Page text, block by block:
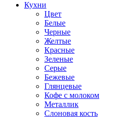
Кухни
Цвет
Белые
Черные
Желтые
Красные
Зеленые
Серые
Бежевые
Глянцевые
Кофе с молоком
Металлик
Слоновая кость